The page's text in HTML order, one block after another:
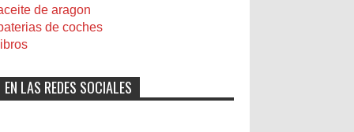
de aragon
de coches
libros
EN LAS REDES SOCIALES